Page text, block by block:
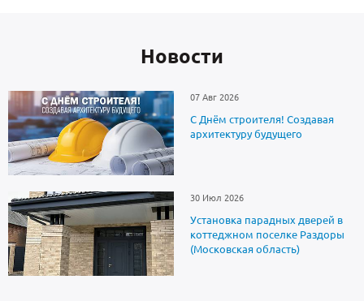
Новоcти
07 Авг 2026
С Днём строителя! Создавая
архитектуру будущего
30 Июл 2026
Установка парадных дверей в
коттеджном поселке Раздоры
(Московская область)